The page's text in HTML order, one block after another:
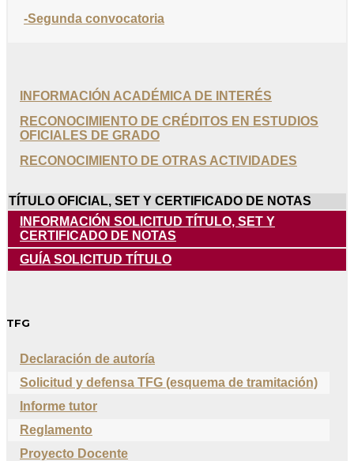
-Segunda convocatoria
INFORMACIÓN ACADÉMICA DE INTERÉS
RECONOCIMIENTO DE CRÉDITOS EN ESTUDIOS
OFICIALES DE GRADO
RECONOCIMIENTO DE OTRAS ACTIVIDADES
TÍTULO OFICIAL, SET Y CERTIFICADO DE NOTAS
INFORMACIÓN SOLICITUD TÍTULO, SET Y
CERTIFICADO DE NOTAS
GUÍA SOLICITUD TÍTULO
TFG
Declaración de autoría
Solicitud y defensa TFG (esquema de tramitación)
Informe tutor
Reglamento
Proyecto Docente